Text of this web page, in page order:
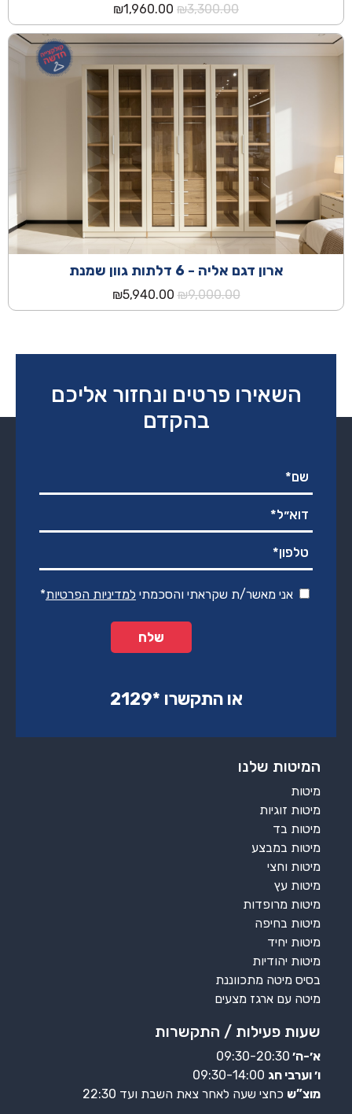
₪3,300.00
המחיר
המקורי
היה:
₪3,300.00.
₪1,960.00
הנוכחי
הוא:
₪1,960.00.
ארון דגם אליה - 6 דלתות גוון שמנת
₪9,000.00
המחיר
המקורי
₪5,940.00
הנוכחי
השאירו פרטים ונחזור אליכם
בהקדם
אני מאשר/ת שקראתי והסכמתי למדיניות הפרטיות*
או התקשרו ‏*2129‏
המיטות שלנו
מיטות
מיטות זוגיות
מיטות בד
מיטות במבצע
מיטות וחצי
מיטות עץ
מיטות מרופדות
מיטות בחיפה
מיטות יחיד
מיטות יהודיות
בסיס מיטה מתכווננת
מיטה עם ארגז מצעים
שעות פעילות / התקשרות
א׳-ה׳ 09:30-20:30
ו׳ וערבי חג
מוצ”ש כחצי שעה לאחר צאת השבת ועד 22:30